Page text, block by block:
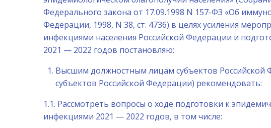
Федерального закона от 17.09.1998 N 157-ФЗ «Об
Федерации, 1998, N 38, ст. 4736) в целях усиления
инфекциями населения Российской Федерации и
2021 — 2022 годов постановляю:
Высшим должностным лицам субъектов Российской
субъектов Российской Федерации) рекомендовать:
1.1. Рассмотреть вопросы о ходе подготовки к
инфекциями 2021 — 2022 годов, в том числе: